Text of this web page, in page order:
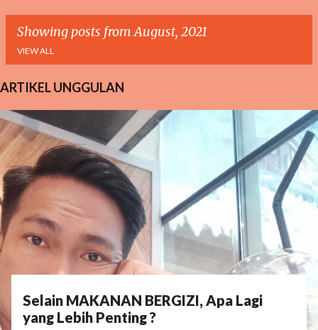
Showing posts from August, 2021
VIEW ALL
o
s
t
s
ARTIKEL UNGGULAN
Selain MAKANAN BERGIZI, Apa Lagi
yang Lebih Penting ?